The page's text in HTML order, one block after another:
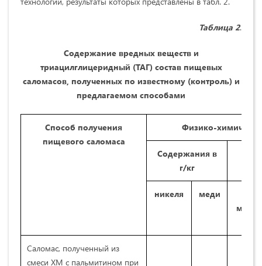
Таблица 2.
Содержание вредных веществ и
триацилглицеридный (ТАГ) состав пищевых
саломасов, полученных по известному (контроль) и
предлагаемом способами
Способ получения
пищевого саломаса
Физико-
Содержания в
г/кг
никеля меди
Саломас, полученный из
смеси ХМ с пальмитином при